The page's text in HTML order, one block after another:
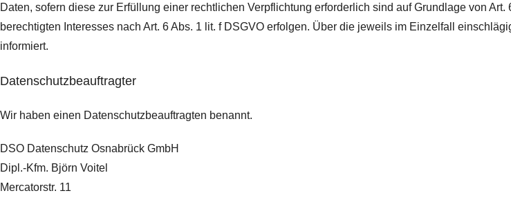
Daten, sofern diese zur Erfüllung einer rechtlichen Verpflichtung erforderlich sind auf Grundlage von
berechtigten Interesses nach Art. 6 Abs. 1 lit. f DSGVO erfolgen. Über die jeweils im Einzelfall
informiert.
Datenschutz­beauftragter
Wir haben einen Datenschutzbeauftragten benannt.
DSO Datenschutz Osnabrück GmbH
Dipl.-Kfm. Björn Voitel
Mercatorstr. 11